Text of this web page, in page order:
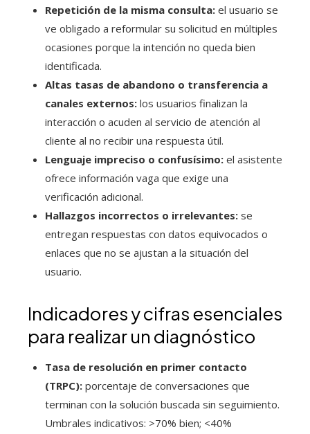
Repetición de la misma consulta: el usuario se
ve obligado a reformular su solicitud en múltiples
ocasiones porque la intención no queda bien
identificada.
Altas tasas de abandono o transferencia a
canales externos: los usuarios finalizan la
interacción o acuden al servicio de atención al
cliente al no recibir una respuesta útil.
Lenguaje impreciso o confusísimo: el asistente
ofrece información vaga que exige una
verificación adicional.
Hallazgos incorrectos o irrelevantes: se
entregan respuestas con datos equivocados o
enlaces que no se ajustan a la situación del
usuario.
Indicadores y cifras esenciales
para realizar un diagnóstico
Tasa de resolución en primer contacto
(TRPC): porcentaje de conversaciones que
terminan con la solución buscada sin seguimiento.
Umbrales indicativos: >70% bien; <40%